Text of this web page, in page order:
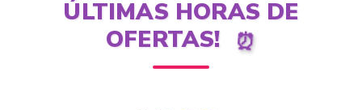
ÚLTIMAS HORAS DE
OFERTAS! ⏰